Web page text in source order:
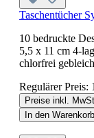
Taschentücher
10 bedruckte
5,5 x 11 cm 4-
chlorfrei
Regulärer Preis:
Preise inkl.
In den Warenkorb